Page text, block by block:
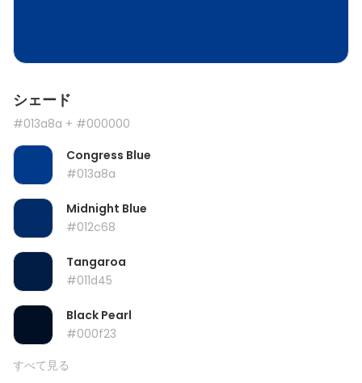
シェード
#013a8a + #000000
Congress Blue
#013a8a
Midnight Blue
#012c68
Tangaroa
#011d45
Black Pearl
#000f23
すべて見る